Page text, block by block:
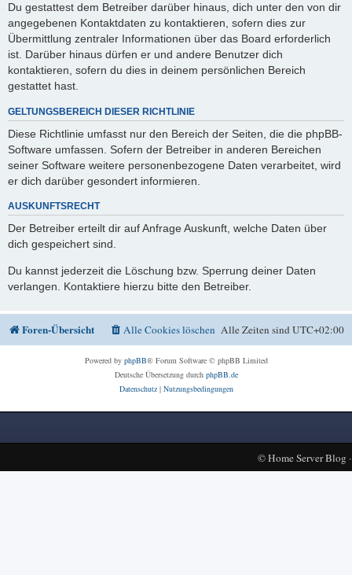
Du gestattest dem Betreiber darüber hinaus, dich unter den von dir
angegebenen Kontaktdaten zu kontaktieren, sofern dies zur
Übermittlung zentraler Informationen über das Board erforderlich
ist. Darüber hinaus dürfen er und andere Benutzer dich
kontaktieren, sofern du dies in deinem persönlichen Bereich
gestattet hast.
GELTUNGSBEREICH DIESER RICHTLINIE
Diese Richtlinie umfasst nur den Bereich der Seiten, die die phpBB-
Software umfassen. Sofern der Betreiber in anderen Bereichen
seiner Software weitere personenbezogene Daten verarbeitet, wird
er dich darüber gesondert informieren.
AUSKUNFTSRECHT
Der Betreiber erteilt dir auf Anfrage Auskunft, welche Daten über
dich gespeichert sind.
Du kannst jederzeit die Löschung bzw. Sperrung deiner Daten
verlangen. Kontaktiere hierzu bitte den Betreiber.
Foren-Übersicht Alle Zeiten sindUTC+02:00
Alle Cookies löschen
Powered by phpBB® Forum Software © phpBB Limited
Deutsche Übersetzung durch phpBB.de
Datenschutz| Nutzungsbedingungen
©Home Server Blog